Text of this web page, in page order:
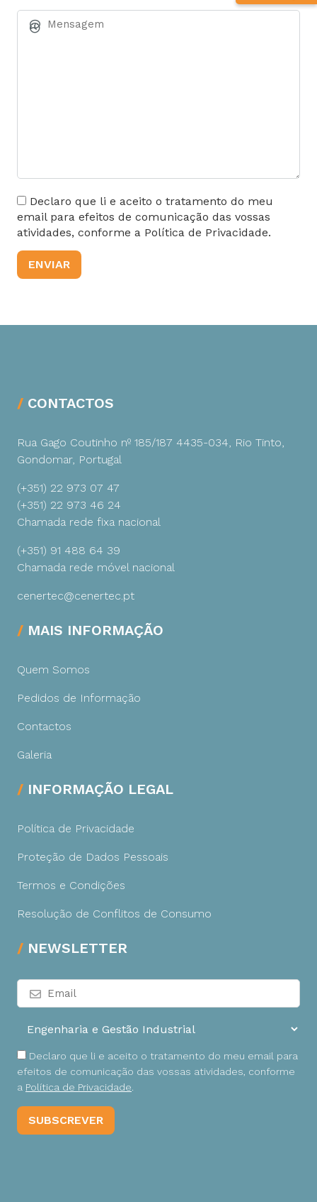
Declaro que li e aceito o tratamento do meu
email para efeitos de comunicação das vossas
atividades, conforme a Política de Privacidade.
CONTACTOS
Rua Gago Coutinho nº 185/187 4435-034, Rio Tinto,
Gondomar, Portugal
(+351) 22 973 07 47
(+351) 22 973 46 24
Chamada rede fixa nacional
(+351) 91 488 64 39
Chamada rede móvel nacional
cenertec@cenertec.pt
MAIS INFORMAÇÃO
Quem Somos
Pedidos de Informação
Contactos
Galeria
INFORMAÇÃO LEGAL
Política de Privacidade
Proteção de Dados Pessoais
Termos e Condições
Resolução de Conflitos de Consumo
NEWSLETTER
Declaro que li e aceito o tratamento do meu email para
efeitos de comunicação das vossas atividades, conforme
a Política de Privacidade